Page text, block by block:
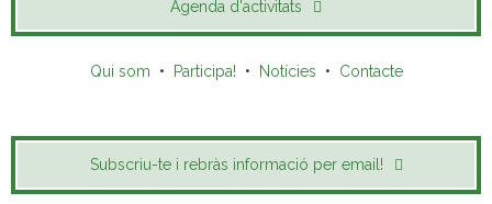
Agenda d'activitats
Qui som • Participa! • Notícies • Contacte
Subscriu-te i rebràs informació per email!